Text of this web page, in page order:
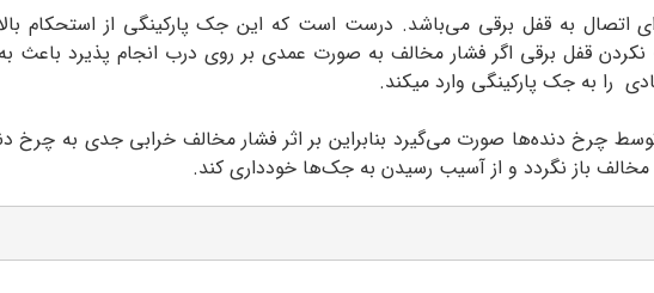
۴۰۰ یک خروجی مجزا برای اتصال به قفل برقی می‌باشد. درست است که این جک پارکینگی از
قفل برقی اگر فشار مخالف به صورت عمدی بر روی درب انجام پذیرد باعث
را به جک پارکینگی وارد میکند.
توسط چرخ دنده‌ها صورت می‌گیرد بنابراین بر اثر فشار مخالف خرابی جدی به
باز نگردد و از آسیب رسیدن به جک‌ها خودداری کند.